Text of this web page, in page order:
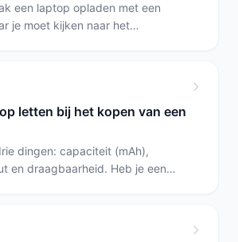
een laptop opladen met een
je moet kijken naar het
je alleen langere gebruikstijd
letten bij het kopen van een
dingen: capaciteit (mAh),
en draagbaarheid. Heb je een
mAh MagSafe.